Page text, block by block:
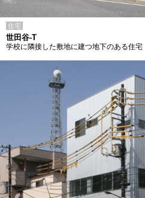
住宅
世田谷-T
学校に隣接した敷地に建つ地下のある住宅